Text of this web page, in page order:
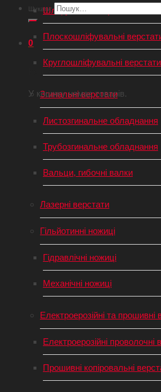
Шукати:
0
У кошику немає товарів.
Шліфувальні верстати з ЧПУ
Плоскошліфувальні
Круглошліфувальні верстати
Згинальні верстати
Листозгинальне обладнання
Трубозгинальне обладнання
Вальци, гибочні валки
Лазерні верстати
Гільйотинні ножиці
Гідравлічні ножиці
Механічні ножиці
Електроерозійні та прошивні
Електроерозійні проволочні
Прошивні копіровальні